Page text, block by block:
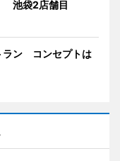
池袋2店舗目
ラン コンセプトは